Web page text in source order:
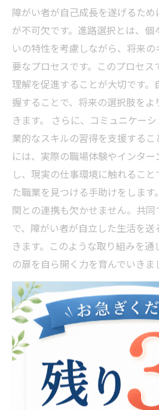
障がい者が自己成長を遂げるた
が不可欠です。進路選択とは、
いの特性を考慮しながら、将来
要なプロセスです。このプロセ
理解を促進することが大切です
握することで、将来の選択肢を
きます。 さらに、コミュニケー
業的なスキルの習得を支援する
には、実際の職場体験やインタ
し、現実の仕事環境に触れるこ
た職業を見つける手助けをしま
関との連携も欠かせません。共
で、障がい者が自立した生活を
きます。このような取り組みを
の扉を自ら開く力を育んでいきま
障がい者の自己成長を支え
障がい者が自己成長を遂げるた
ーチが重要です。まず、職業スキ
こと、自己理解や自己肯定感を高
ん。自己理解を深めることで、自